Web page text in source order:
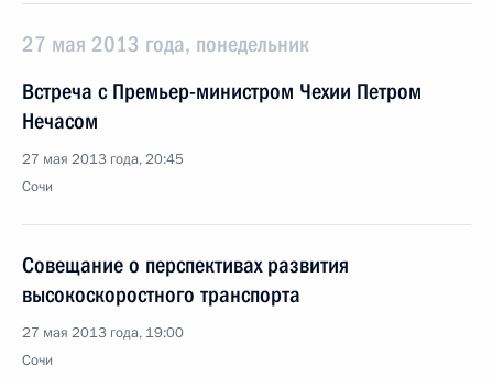
27 мая 2013 года, понедельник
Встреча с Премьер-министром Чехии Петром
Нечасом
27 мая 2013 года, 20:45
Сочи
Совещание о перспективах развития
высокоскоростного транспорта
27 мая 2013 года, 19:00
Сочи